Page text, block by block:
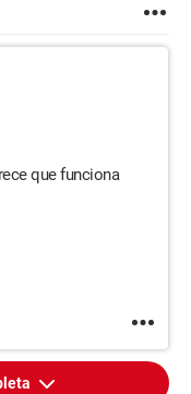
que funciona